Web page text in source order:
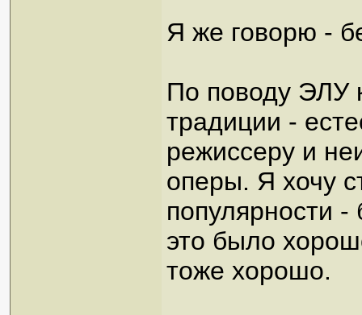
Я же говорю -
По поводу ЭЛУ
традиции -
режиссеру и
оперы. Я хочу
популярности
это было
тоже хорошо.